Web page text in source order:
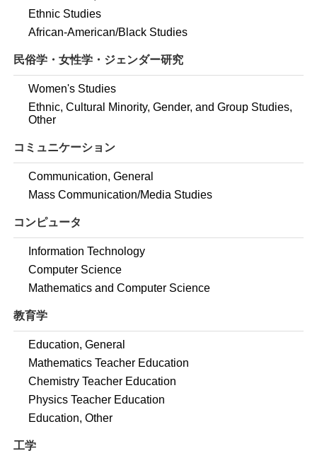
Ethnic Studies
African-American/Black Studies
民俗学・女性学・ジェンダー研究
Women's Studies
Ethnic, Cultural Minority, Gender, and Group Studies,
Other
コミュニケーション
Communication, General
Mass Communication/Media Studies
コンピュータ
Information Technology
Computer Science
Mathematics and Computer Science
教育学
Education, General
Mathematics Teacher Education
Chemistry Teacher Education
Physics Teacher Education
Education, Other
工学